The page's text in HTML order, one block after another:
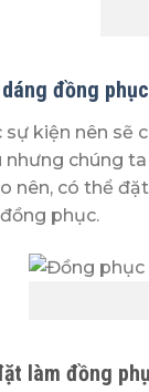
đồng phục
kiện nên sẽ
nhưng chúng
nên, có thể
phục.
làm đồng